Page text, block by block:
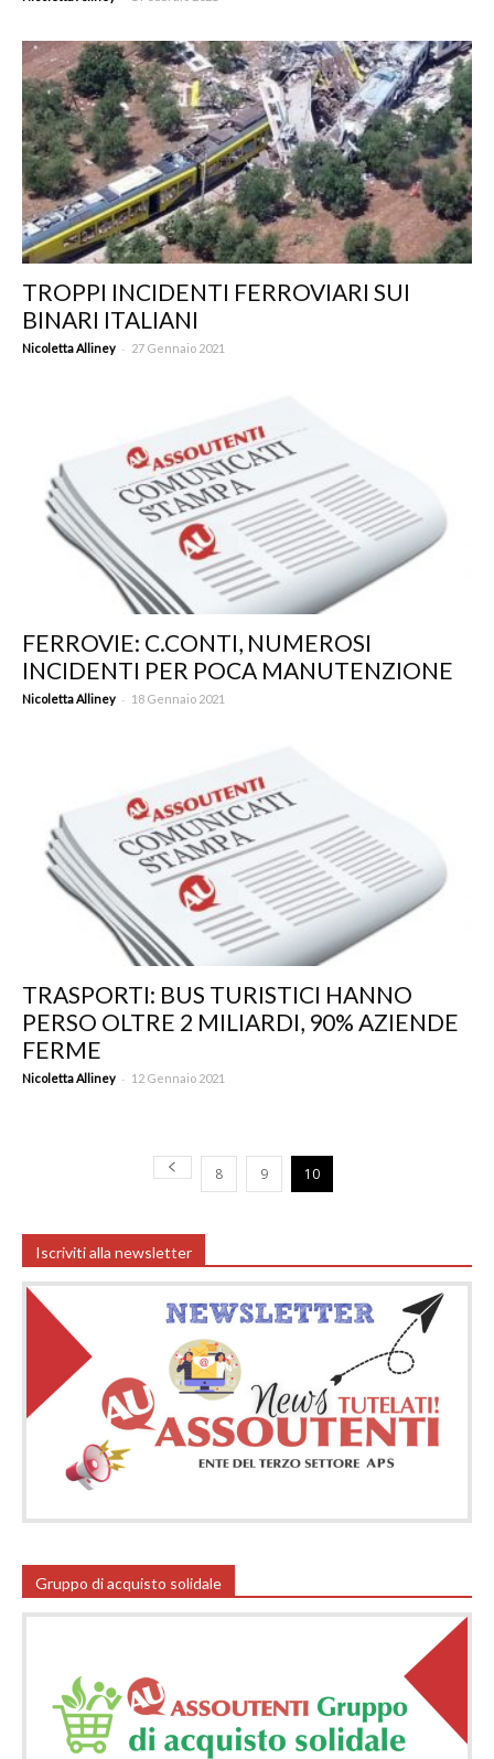
TROPPI INCIDENTI FERROVIARI SUI
BINARI ITALIANI
Nicoletta Alliney - 27 Gennaio 2021
FERROVIE: C.CONTI, NUMEROSI
INCIDENTI PER POCA MANUTENZIONE
Nicoletta Alliney - 18 Gennaio 2021
TRASPORTI: BUS TURISTICI HANNO
PERSO OLTRE 2 MILIARDI, 90% AZIENDE
FERME
Nicoletta Alliney - 12 Gennaio 2021
8 9 10
Iscriviti alla newsletter
Gruppo di acquisto solidale